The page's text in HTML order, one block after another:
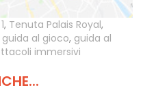
, Tenuta Palais Royal,
guida al gioco, guida al
immersivi